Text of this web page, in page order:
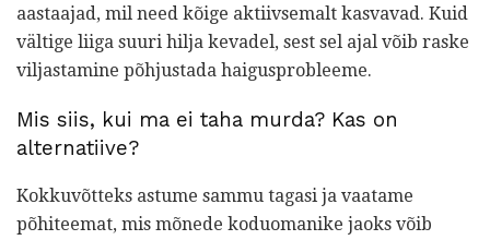
aastaajad, mil need kõige aktiivsemalt kasvavad. Kuid
vältige liiga suuri hilja kevadel, sest sel ajal võib raske
viljastamine põhjustada haigusprobleeme.
Mis siis, kui ma ei taha murda? Kas on
alternatiive?
Kokkuvõtteks astume sammu tagasi ja vaatame
põhiteemat, mis mõnede koduomanike jaoks võib